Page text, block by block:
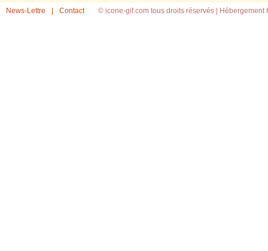
News-Lettre Contact © icone-gif.com tous droits réservés | Hébergement